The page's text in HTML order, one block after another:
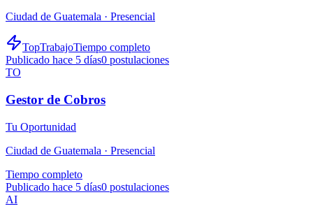
Ciudad de Guatemala · Presencial
TopTrabajoTiempo completo
Publicado hace 5 días0 postulaciones
TO
Gestor de Cobros
Tu Oportunidad
Ciudad de Guatemala · Presencial
Tiempo completo
Publicado hace 5 días0 postulaciones
AI